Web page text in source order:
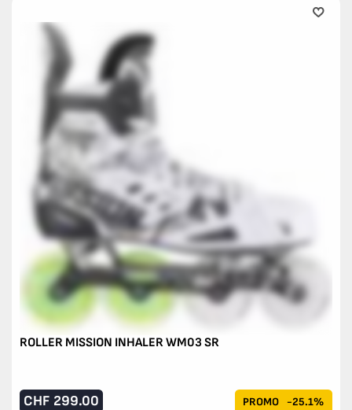
ROLLER MISSION INHALER WM03 SR
PROMO -25.1%
CHF 299.00